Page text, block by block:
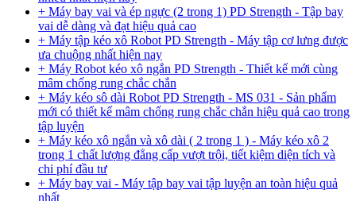
+ Máy bay vai và ép ngực (2 trong 1) PD Strength - Tập bay
vai dễ dàng và đạt hiệu quả cao
+ Máy tập kéo xô Robot PD Strength - Máy tập cơ lưng được
ưa chuộng nhất hiện nay
+ Máy Robot kéo xô ngắn PD Strength - Thiết kế mới cùng
mâm chống rung chắc chắn
+ Máy kéo sô dài Robot PD Strength - MS 031 - Sản phẩm
mới có thiết kế mâm chống rung chắc chắn hiệu quả cao trong
tập luyện
+ Máy kéo xô ngắn và xô dài ( 2 trong 1 ) - Máy kéo xô 2
trong 1 chất lượng đẳng cấp vượt trội, tiết kiệm diện tích và
chi phí đầu tư
+ Máy bay vai - Máy tập bay vai tập luyện an toàn hiệu quả
nhất